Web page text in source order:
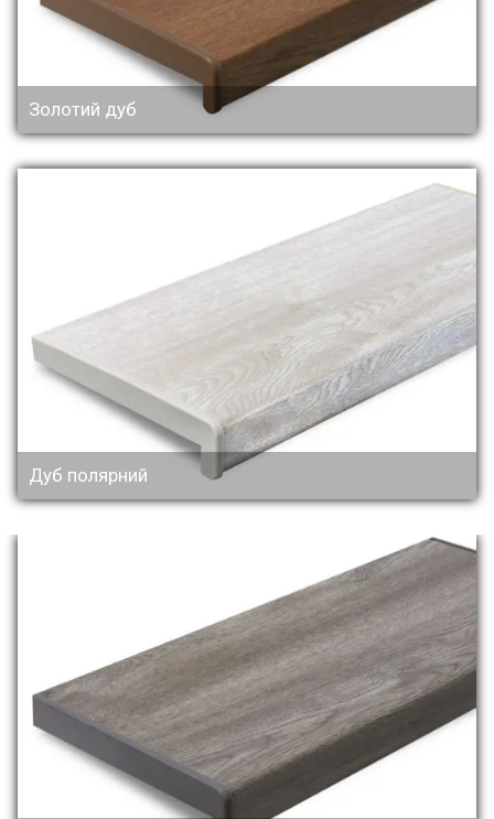
Золотий дуб
Дуб полярний